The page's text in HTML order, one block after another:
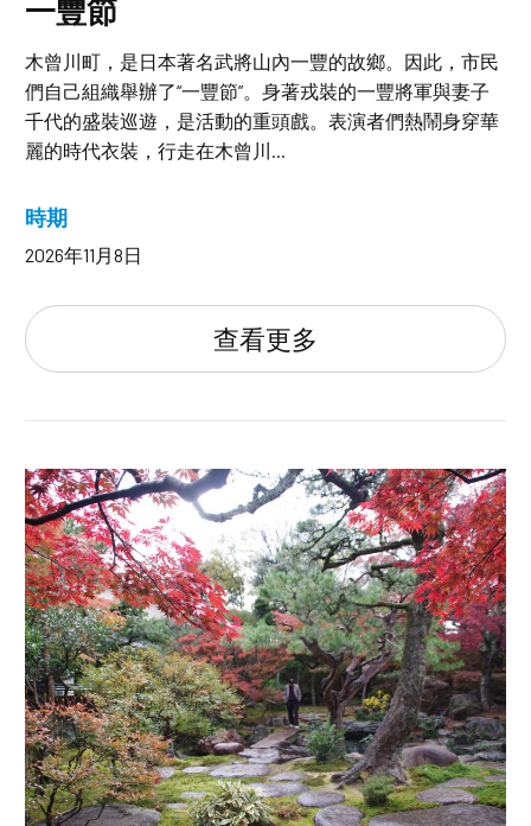
一豐節
木曾川町，是日本著名武將山內一豐的故鄉。因此，市民
們自己組織舉辦了“一豐節”。身著戎裝的一豐將軍與妻子
千代的盛裝巡遊，是活動的重頭戲。表演者們熱鬧身穿華
麗的時代衣裝，行走在木曾川...
時期
2026年11月8日
查看更多